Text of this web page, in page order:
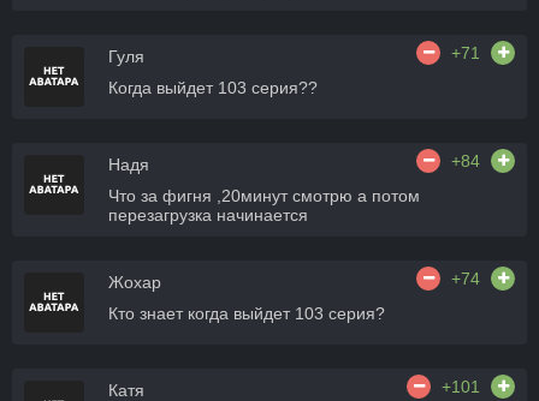
Гуля
+71
Когда выйдет 103 серия??
Надя
+84
Что за фигня ,20минут смотрю а потом
перезагрузка начинается
Жохар
+74
Кто знает когда выйдет 103 серия?
Катя
+101